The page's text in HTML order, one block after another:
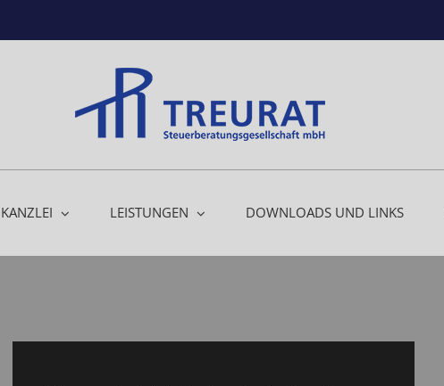
LEISTUNGEN DOWNLOADS UND LINKS